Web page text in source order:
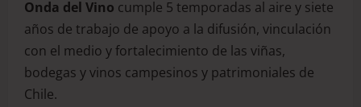
Onda del Vino cumple 5 temporadas al aire y siete
años de trabajo de apoyo a la difusión, vinculación
con el medio y fortalecimiento de las viñas,
bodegas y vinos campesinos y patrimoniales de
Chile.